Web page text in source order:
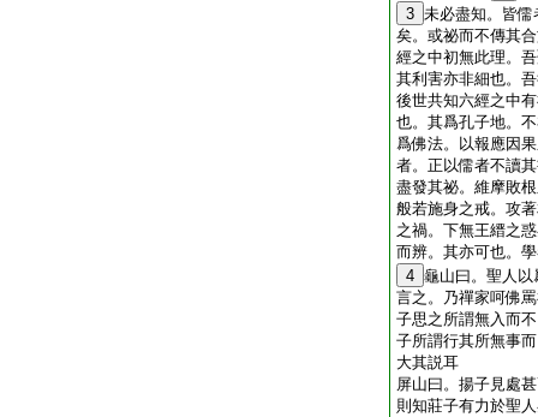
3 未必盡知。皆
矣。或祕而不傳其
經之中初無此理。
其利害亦非細也。
後世共知六經之中
也。其爲孔子地。
爲佛法。以報應因
者。正以儒者不讀
盡發其祕。維摩敗
般若施身之戒。攻
之禍。下無王縉之
而辨。其亦可也。
4 龜山曰。聖人
言之。乃禪家呵佛
子思之所謂無入而
子所謂行其所無事
大其説耳
屏山曰。揚子見處
則知莊子有力於聖